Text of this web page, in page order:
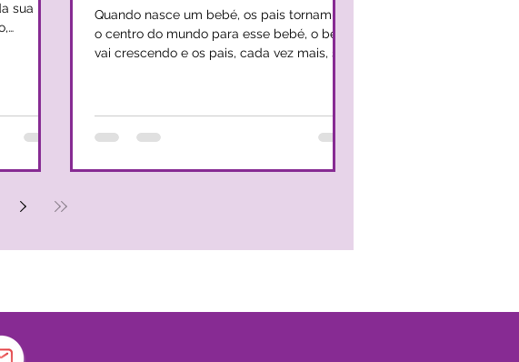
sua
Quando nasce um bebé, os pais tornam-se
o centro do mundo para esse bebé, o bebé
vai crescendo e os pais, cada vez mais, se